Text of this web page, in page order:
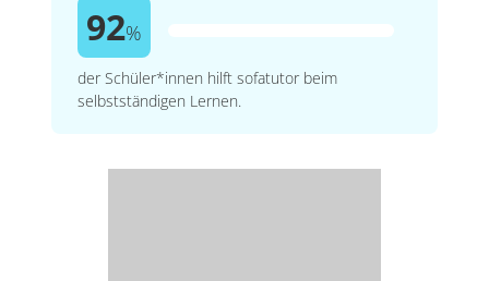
92%
der Schüler*innen hilft sofatutor beim
selbstständigen Lernen.